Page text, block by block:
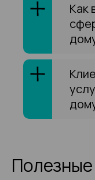
Как
Полезные